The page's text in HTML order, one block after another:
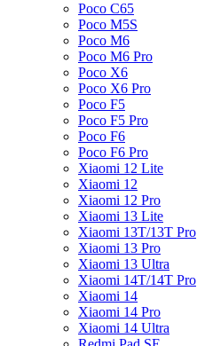
Poco C65
Poco M5S
Poco M6
Poco M6 Pro
Poco X6
Poco X6 Pro
Poco F5
Poco F5 Pro
Poco F6
Poco F6 Pro
Xiaomi 12 Lite
Xiaomi 12
Xiaomi 12 Pro
Xiaomi 13 Lite
Xiaomi 13T/13T Pro
Xiaomi 13 Pro
Xiaomi 13 Ultra
Xiaomi 14T/14T Pro
Xiaomi 14
Xiaomi 14 Pro
Xiaomi 14 Ultra